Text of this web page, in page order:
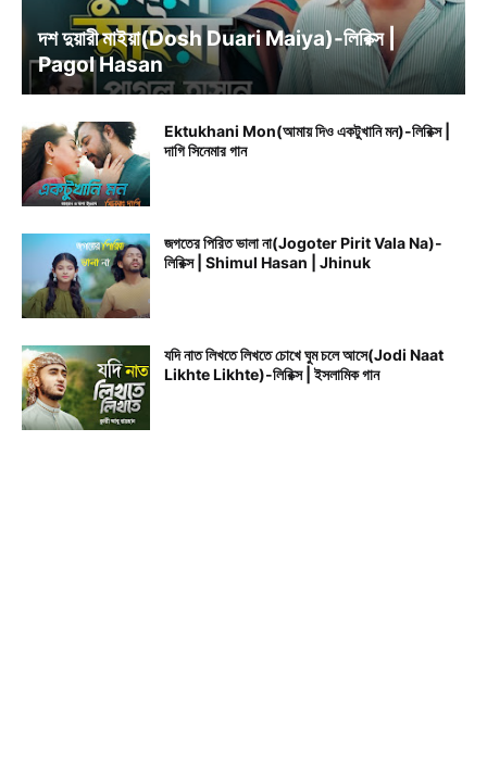
BENGALI SONG LYRICS
দশ দুয়ারী মাইয়া(Dosh Duari Maiya)-লিরিক্স |
Pagol Hasan
Ektukhani Mon(আমায় দিও একটুখানি মন)-লিরিক্স |
দাগি সিনেমার গান
জগতের পিরিত ভালা না(Jogoter Pirit Vala Na)-
লিরিক্স | Shimul Hasan | Jhinuk
যদি নাত লিখতে লিখতে চোখে ঘুম চলে আসে(Jodi Naat
Likhte Likhte)-লিরিক্স | ইসলামিক গান